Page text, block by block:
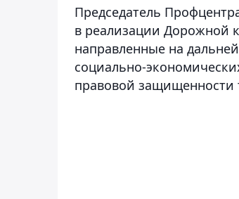
Председатель
в реализации Дорожной
направленные на
социально-
правовой защищенности